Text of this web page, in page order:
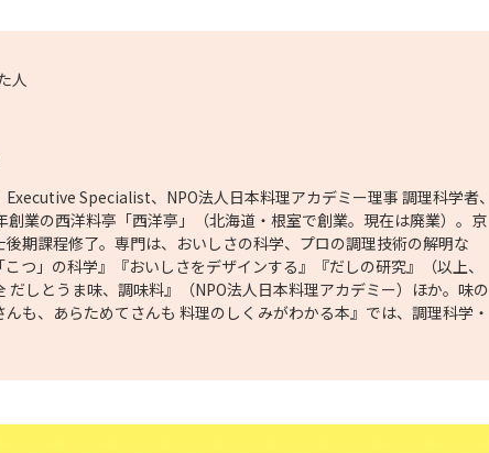
人
Specialist、NPO法人日本料理アカデミー理事 調理科学者、
創業の西洋料亭「西洋亭」（北海道・根室で創業。現在は廃業）。京
期課程修了。専門は、おいしさの科学、プロの調理技術の解明な
つ」の科学』『おいしさをデザインする』『だしの研究』（以上、
だしとうま味、調味料』（NPO法人日本料理アカデミー）ほか。味の
も、あらためてさんも 料理のしくみがわかる本』では、調理科学・